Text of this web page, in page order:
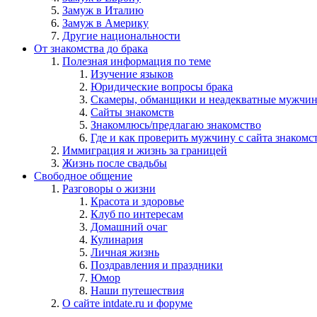
Замуж в Италию
Замуж в Америку
Другие национальности
От знакомства до брака
Полезная информация по теме
Изучение языков
Юридические вопросы брака
Скамеры, обманщики и неадекватные
Сайты знакомств
Знакомлюсь/предлагаю знакомство
Где и как проверить мужчину с сайта
Иммиграция и жизнь за границей
Жизнь после свадьбы
Свободное общение
Разговоры о жизни
Красота и здоровье
Клуб по интересам
Домашний очаг
Кулинария
Личная жизнь
Поздравления и праздники
Юмор
Наши путешествия
О сайте intdate.ru и форуме